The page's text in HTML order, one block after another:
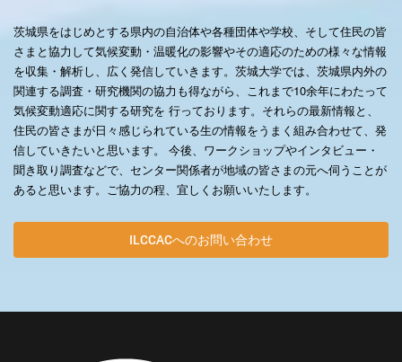
茨城県をはじめとする県内の自治体や各種団体や学校、そして住民の皆
さまと協力して気候変動・温暖化の影響やその適応のための様々な情報
を収集・解析し、広く発信していきます。茨城大学では、茨城県内外の
関連する調査・研究機関の協力も得ながら、これまで10余年にわたって
気候変動適応に関する研究を 行っております。それらの最新情報と、
住民の皆さまが日々感じられている生の情報をうまく組み合わせて、発
信していきたいと思います。 今後、ワークショップやインタビュー・
聞き取り調査などで、センター関係者が地域の皆さまの元へ伺うことが
あると思います。ご協力の程、宜しくお願いいたします。
ILCCACへのお問い合わせ